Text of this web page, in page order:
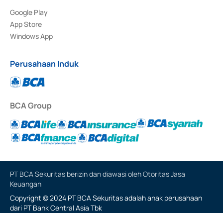
Google Play
App Store
Windows App
Perusahaan Induk
BCA Group
PT BCA Sekuritas berizin dan diawasi oleh Otoritas Jasa
Keuangan
Copyright © 2024 PT BCA Sekuritas adalah anak perusahaan
dari PT Bank Central Asia Tbk